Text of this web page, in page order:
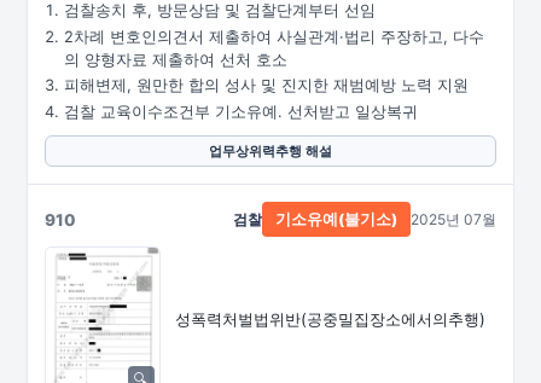
검찰송치 후, 방문상담 및 검찰단계부터 선임
2차례 변호인의견서 제출하여 사실관계·법리 주장하고, 다수
의 양형자료 제출하여 선처 호소
피해변제, 원만한 합의 성사 및 진지한 재범예방 노력 지원
검찰 교육이수조건부 기소유예. 선처받고 일상복귀
업무상위력추행 해설
910
성폭력처벌법위반(공중밀집장소에서의추행)
검찰 기소유예(불기소) 2025년 07월